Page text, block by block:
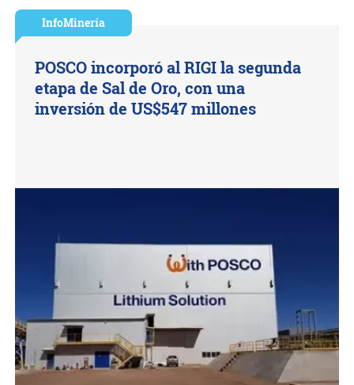
InfoMinería
POSCO incorporó al RIGI la segunda
etapa de Sal de Oro, con una
inversión de US$547 millones